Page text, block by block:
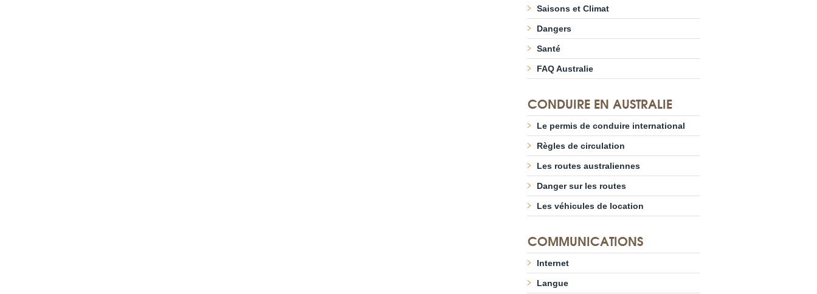
Saisons et Climat
Dangers
Santé
FAQ Australie
CONDUIRE EN AUSTRALIE
Le permis de conduire international
Règles de circulation
Les routes australiennes
Danger sur les routes
Les véhicules de location
COMMUNICATIONS
Internet
Langue